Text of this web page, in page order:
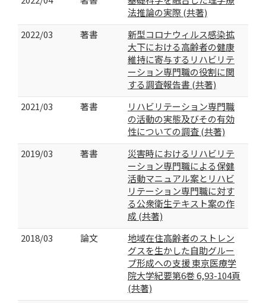
法推論の実際 (共著)
2022/03
著書
新型コロナウィルス感染拡
大下における高齢者の健康
維持に寄与するリハビリテ
ーション専門職の役割に関
する調査報告書 (共著)
2021/03
著書
リハビリテーション専門職
の活動の実態及びその有効
性についての調査 (共著)
2019/03
著書
災害時におけるリハビリテ
ーション専門職による保健
活動マニュアル案とリハビ
リテーション専門職に対す
る公衆衛生テキスト案の作
成 (共著)
2018/03
論文
地域在住高齢者のストレン
グスを生かした自助グルー
プ形成への支援 東京医療学
院大学紀要第6巻 6,93-104頁
(共著)